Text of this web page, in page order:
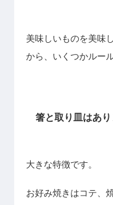
美味しいものを美味
から、いくつかルー
箸と取り皿はあ
大きな特徴です。
お好み焼きはコテ、